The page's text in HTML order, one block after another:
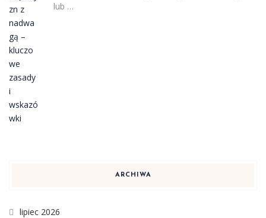
lub …
ARCHIWA
lipiec 2026